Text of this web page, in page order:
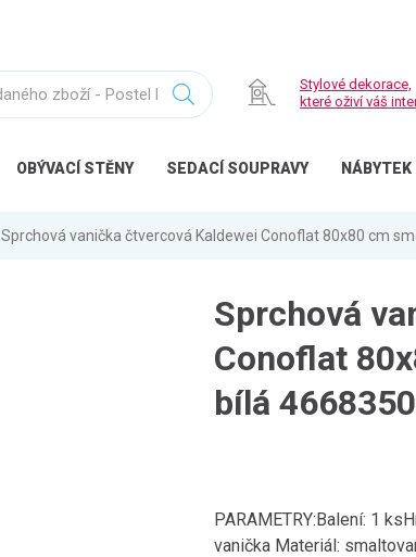
Stylové dekorace,
které oživí váš
OBÝVACÍ STĚNY SEDACÍ SOUPRAVY NÁBYTEK
Sprchová vanička čtvercová Kaldewei Conoflat 80x80 cm
Sprchová
Conoflat
bílá
PARAMETRY:Balení: 1
vanička Materiál: